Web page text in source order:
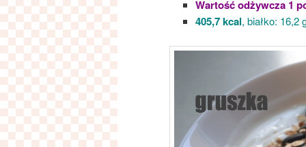
Wartość odżywcza 1
405,7 kcal, białko: 16,2